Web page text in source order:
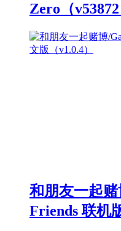
Zero（
和朋友一起
Friends 联机